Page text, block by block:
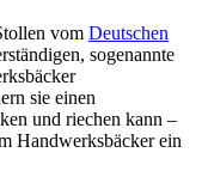
vom Deutschen
sogenannte
sie einen
und riechen kann –
Handwerksbäcker ein